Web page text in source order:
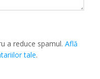
a reduce spamul.Află
tale.